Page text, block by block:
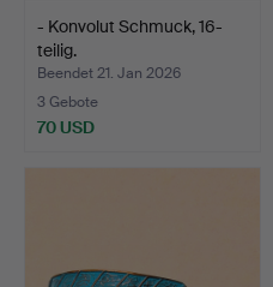
- Konvolut Schmuck, 16-
teilig.
Beendet 21. Jan 2026
3 Gebote
70 USD